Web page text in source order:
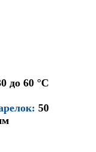
до 60 °С
50